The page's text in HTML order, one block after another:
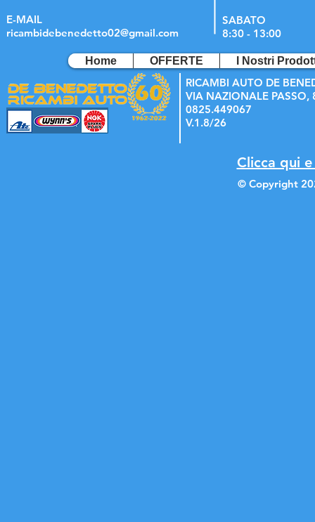
E-MAIL
ricambidebenedetto02@gmail.com
SABATO
8:30 - 13:00
Home OFFERTE I Nostri
RICAMBI AUTO DE
VIA NAZIONALE PASSO,
0825.449067
V.1.8/26
Clicca qui
© Copyright